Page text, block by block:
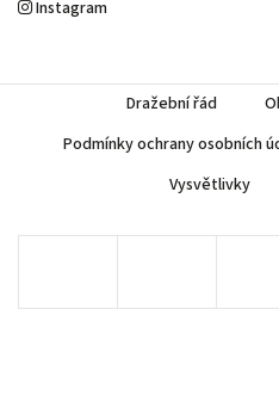
Instagram
Dražební řád
Podmínky ochrany osobních
Vysvětlivky